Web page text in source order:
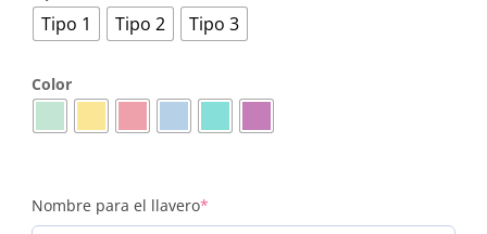
Tipo 1 Tipo 2 Tipo 3
Color
Nombre para el llavero*(required)